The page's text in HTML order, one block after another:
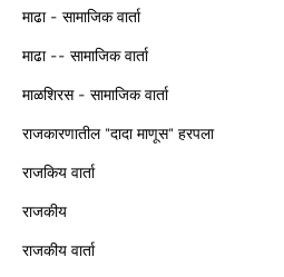
माढा - सामाजिक वार्ता
माढा -- सामाजिक वार्ता
माळशिरस - सामाजिक वार्ता
राजकारणातील "दादा माणूस" हरपला
राजकिय वार्ता
राजकीय
राजकीय वार्ता